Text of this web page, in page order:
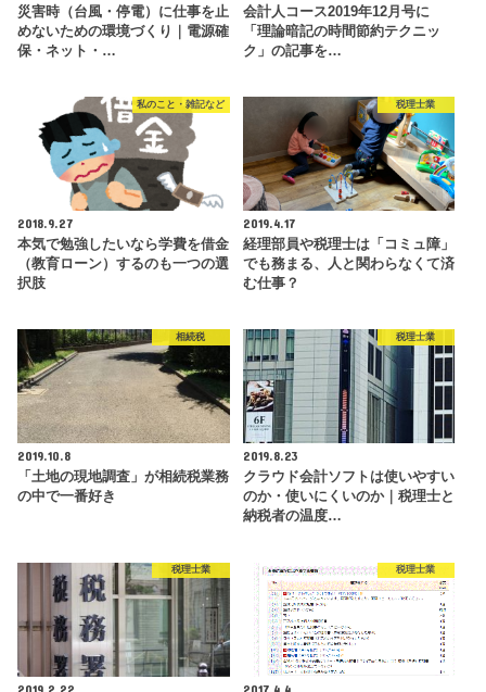
災害時（台風・停電）に仕事を止
めないための環境づくり｜電源確
保・ネット・…
会計人コース2019年12月号に
「理論暗記の時間節約テクニッ
ク」の記事を…
私のこと・雑記など
2018.9.27
本気で勉強したいなら学費を借金
（教育ローン）するのも一つの選
択肢
税理士業
2019.4.17
経理部員や税理士は「コミュ障」
でも務まる、人と関わらなくて済
む仕事？
相続税
2019.10.8
「土地の現地調査」が相続税業務
の中で一番好き
税理士業
2019.8.23
クラウド会計ソフトは使いやすい
のか・使いにくいのか｜税理士と
納税者の温度…
税理士業
2019.2.22
税理士業
2017.4.4